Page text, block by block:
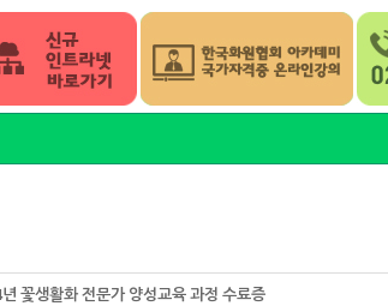
꽃생활화 전문가 양성교육 과정 수료증